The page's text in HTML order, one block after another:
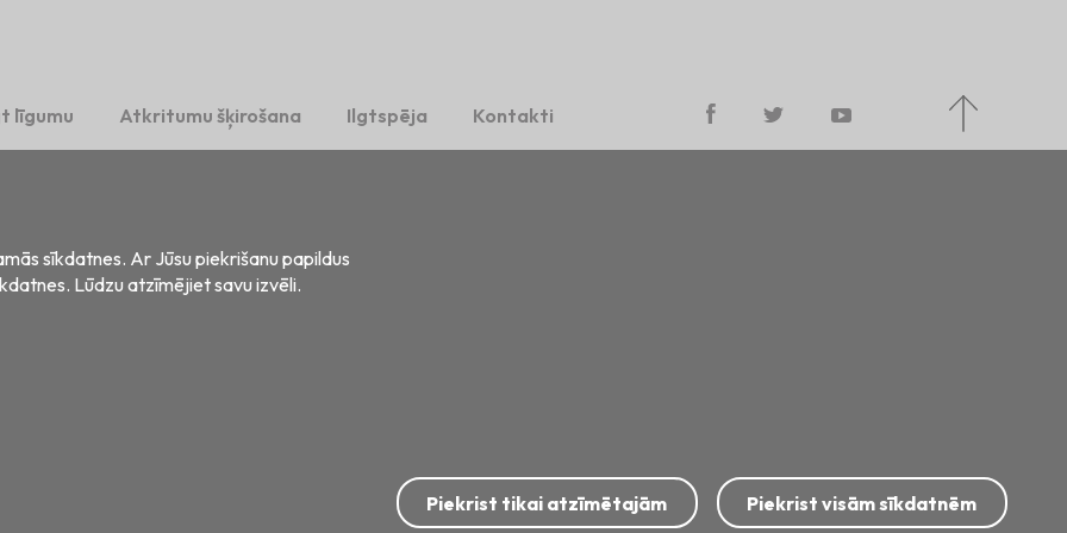
līgumu Atkritumu šķirošana Ilgtspēja Kontakti
2121
sīkdatnes. Ar Jūsu piekrišanu papildus
Lūdzu atzīmējiet savu izvēli.
Piekrist tikai atzīmētajām Piekrist visām sīkdatnēm